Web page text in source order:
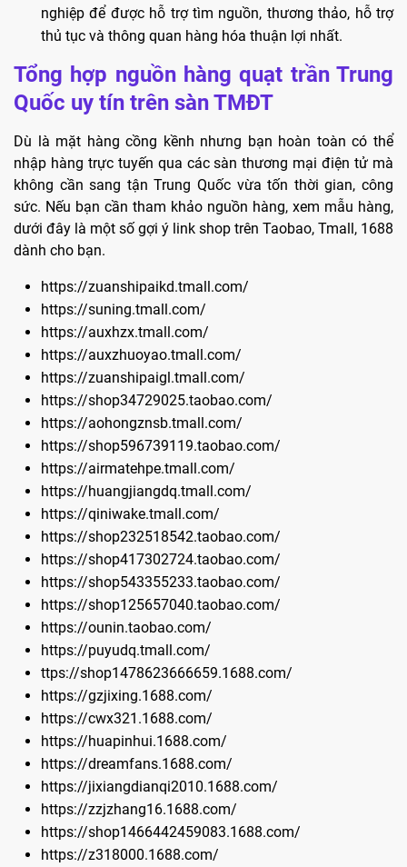
nghiệp để được hỗ trợ tìm nguồn, thương thảo, hỗ trợ
thủ tục và thông quan hàng hóa thuận lợi nhất.
Tổng hợp nguồn hàng quạt trần Trung
Quốc uy tín trên sàn TMĐT
Dù là mặt hàng cồng kềnh nhưng bạn hoàn toàn có thể
nhập hàng trực tuyến qua các sàn thương mại điện tử mà
không cần sang tận Trung Quốc vừa tốn thời gian, công
sức. Nếu bạn cần tham khảo nguồn hàng, xem mẫu hàng,
dưới đây là một số gợi ý link shop trên Taobao, Tmall, 1688
dành cho bạn.
https://zuanshipaikd.tmall.com/
https://suning.tmall.com/
https://auxhzx.tmall.com/
https://auxzhuoyao.tmall.com/
https://zuanshipaigl.tmall.com/
https://shop34729025.taobao.com/
https://aohongznsb.tmall.com/
https://shop596739119.taobao.com/
https://airmatehpe.tmall.com/
https://huangjiangdq.tmall.com/
https://qiniwake.tmall.com/
https://shop232518542.taobao.com/
https://shop417302724.taobao.com/
https://shop543355233.taobao.com/
https://shop125657040.taobao.com/
https://ounin.taobao.com/
https://puyudq.tmall.com/
ttps://shop1478623666659.1688.com/
https://gzjixing.1688.com/
https://cwx321.1688.com/
https://huapinhui.1688.com/
https://dreamfans.1688.com/
https://jixiangdianqi2010.1688.com/
https://zzjzhang16.1688.com/
https://shop1466442459083.1688.com/
https://z318000.1688.com/